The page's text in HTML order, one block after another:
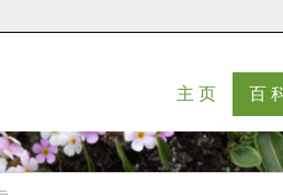
主 页(current)
百